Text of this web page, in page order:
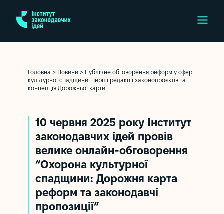
Головна > Новини >
Публічне обговорення реформ у сфері
культурної спадщини: перші редакції законопроєктів та
концепція Дорожньої карти
10 червня 2025 року Інститут
законодавчих ідей провів
велике онлайн-обговорення
“Охорона культурної
спадщини: Дорожня карта
реформ та законодавчі
пропозиції”